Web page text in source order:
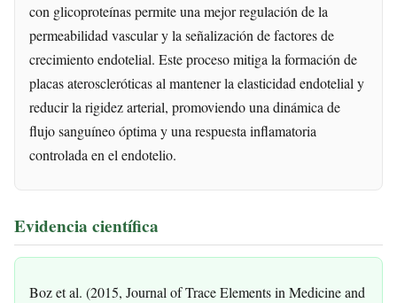
con glicoproteínas permite una mejor regulación de la
permeabilidad vascular y la señalización de factores de
crecimiento endotelial. Este proceso mitiga la formación de
placas ateroscleróticas al mantener la elasticidad endotelial y
reducir la rigidez arterial, promoviendo una dinámica de
flujo sanguíneo óptima y una respuesta inflamatoria
controlada en el endotelio.
Evidencia científica
Boz et al. (2015, Journal of Trace Elements in Medicine and